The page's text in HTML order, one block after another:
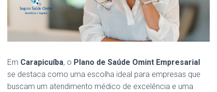
Em Carapicuíba, o Plano de Saúde Omint Empresarial
se destaca como uma escolha ideal para empresas que
buscam um atendimento médico de excelência e uma